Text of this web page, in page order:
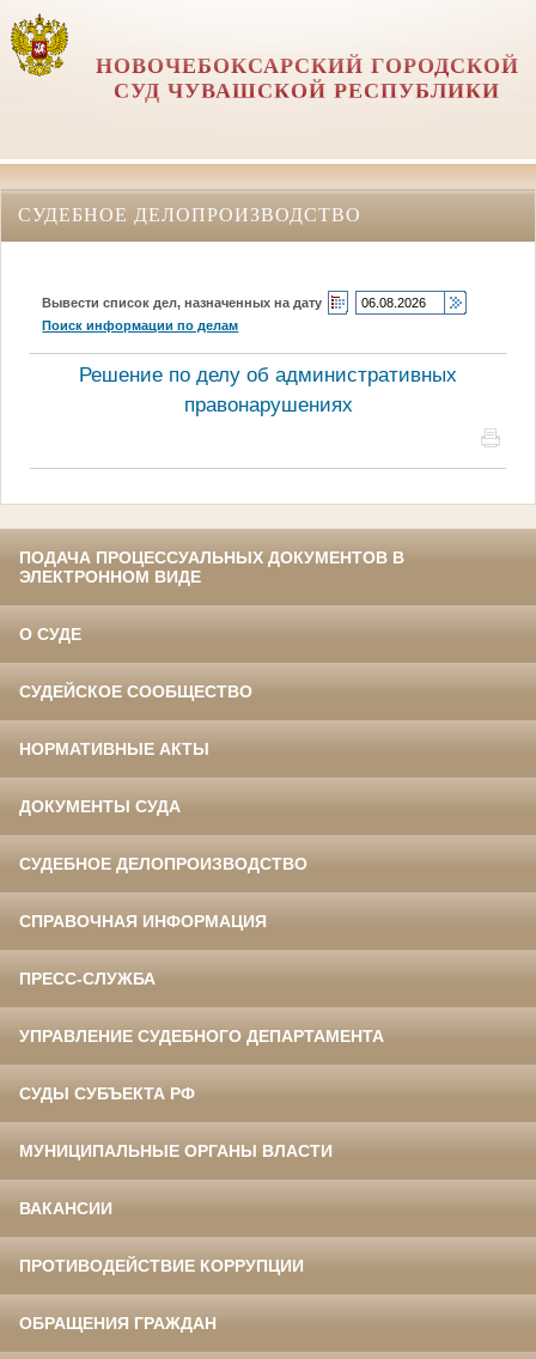
НОВОЧЕБОКСАРСКИЙ ГОРОДСКОЙ
СУД ЧУВАШСКОЙ РЕСПУБЛИКИ
СУДЕБНОЕ ДЕЛОПРОИЗВОДСТВО
Вывести список дел, назначенных на дату
Поиск информации по делам
Решение по делу об административных
правонарушениях
ПОДАЧА ПРОЦЕССУАЛЬНЫХ ДОКУМЕНТОВ В
ЭЛЕКТРОННОМ ВИДЕ
О СУДЕ
СУДЕЙСКОЕ СООБЩЕСТВО
НОРМАТИВНЫЕ АКТЫ
ДОКУМЕНТЫ СУДА
СУДЕБНОЕ ДЕЛОПРОИЗВОДСТВО
СПРАВОЧНАЯ ИНФОРМАЦИЯ
ПРЕСС-СЛУЖБА
УПРАВЛЕНИЕ СУДЕБНОГО ДЕПАРТАМЕНТА
СУДЫ СУБЪЕКТА РФ
МУНИЦИПАЛЬНЫЕ ОРГАНЫ ВЛАСТИ
ВАКАНСИИ
ПРОТИВОДЕЙСТВИЕ КОРРУПЦИИ
ОБРАЩЕНИЯ ГРАЖДАН